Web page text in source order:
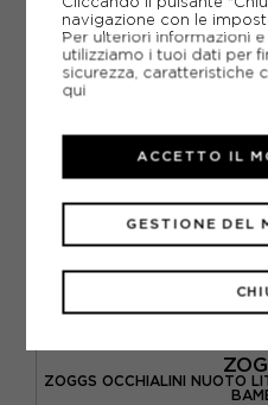
ZOGGS OCCHIALINI NUOTO
navigazione con le
Per ulteriori informazioni
utilizziamo i tuoi dati per
sicurezza, caratteristiche
qui
GESTIONE DEL
ACCETTO IL